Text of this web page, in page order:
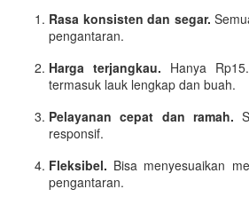
Rasa konsisten dan segar.
pengantaran.
Harga terjangkau. Hanya
termasuk lauk lengkap dan buah.
Pelayanan cepat dan ramah.
responsif.
Fleksibel. Bisa menyesuaikan
pengantaran.